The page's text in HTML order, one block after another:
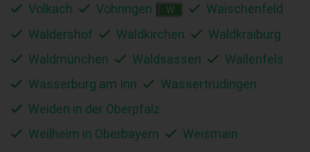
Volkach
Vöhringen W
Waischenfeld
Waldershof
Waldkirchen
Waldkraiburg
Waldmünchen
Waldsassen
Wallenfels
Wasserburg am Inn
Wassertrüdingen
Weiden in der Oberpfalz
Weilheim in Oberbayern
Weismain